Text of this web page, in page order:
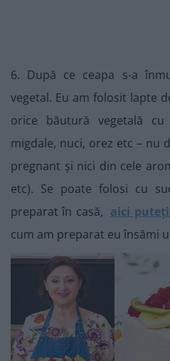
6. După ce ceapa s-a
vegetal. Eu am folosit lapte
orice băutură vegetală
migdale, nuci, orez etc – nu
pregnant și nici din cele
etc). Se poate folosi cu
preparat în casă, aici puteți
cum am preparat eu însămi